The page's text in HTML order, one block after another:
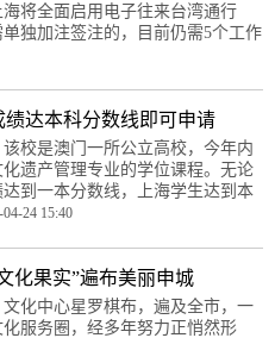
将全面启用电子往来台湾通行
独加注签注的，目前仍需5个工作
达本科分数线即可申请
校是澳门一所公立高校，今年内
遗产管理专业的学位课程。无论
到一本分数线，上海学生达到本
04-24 15:40
化果实”遍布美丽申城
化中心星罗棋布，遍及全市，一
服务圈，经多年努力正悄然形